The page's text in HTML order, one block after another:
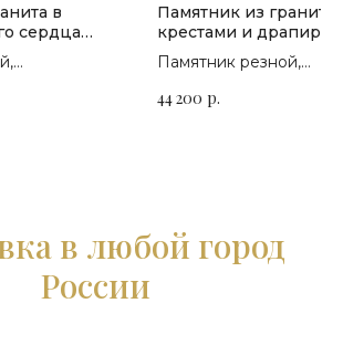
в
сердца
Памятник из гранита
крестами и
П-100
Памятник резной,
на выбор
44 200 р.
в любой город
России